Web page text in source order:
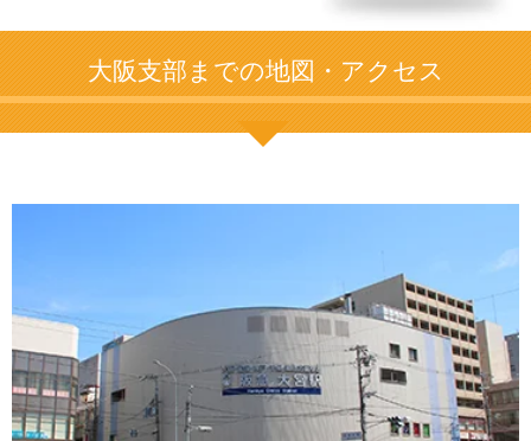
大阪支部までの地図・アクセス